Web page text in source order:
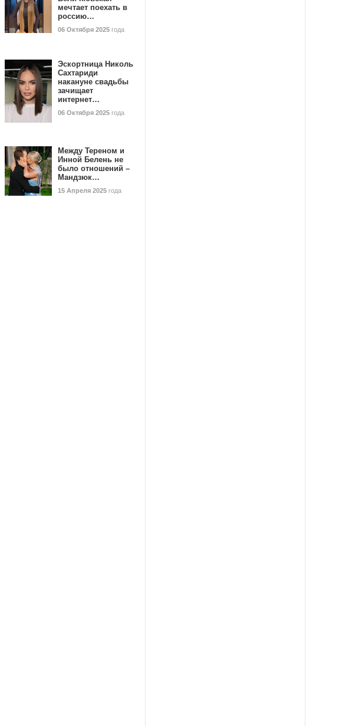
мечтает поехать в
россию…
06 Октября 2025 года
Эскортница Николь
Сахтариди
накануне свадьбы
зачищает
интернет…
06 Октября 2025 года
Между Тереном и
Инной Белень не
было отношений –
Мандзюк…
15 Апреля 2025 года